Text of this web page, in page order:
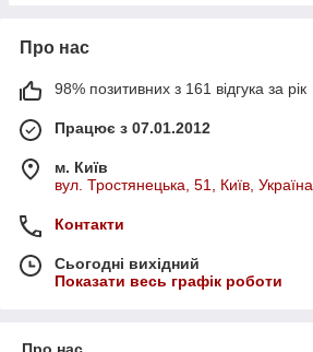
Про нас
98% позитивних з 161 відгука за рік
Працює з 07.01.2012
м. Київ
вул. Тростянецька, 51, Київ, Україна
Контакти
Сьогодні вихідний
Показати весь графік роботи